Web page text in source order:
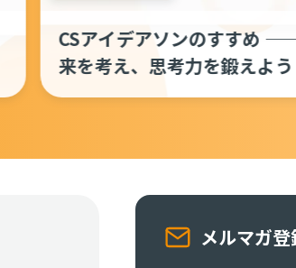
【翻訳】追跡すべきカスタマ
指標──成果を可視化するた
メルマガ登